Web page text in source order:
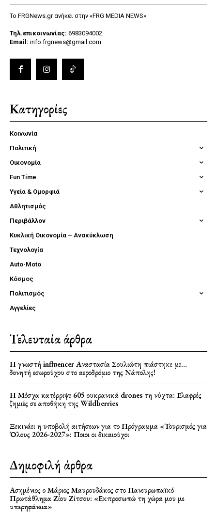
Το FRGNews.gr ανήκει στην «FRG MEDIA NEWS»
Τηλ.επικοινωνίας: 6983094002
Email: info.frgnews@gmail.com
Κατηγορίες
Κοινωνία
Πολιτική
Οικονομία
Fun Time
Υγεία & Ομορφιά
Αθλητισμός
Περιβάλλον
Κυκλική Οικονομία – Ανακύκλωση
Τεχνολογία
Auto-Moto
Κόσμος
Πολιτισμός
Αγγελίες
Τελευταία άρθρα
Η γνωστή influencer Αναστασία Σουλιώτη πιάστηκε με…
δονητή εσωρούχου στο αεροδρόμιο της Νάπολης!
Η Μόσχα κατέρριψε 605 ουκρανικά drones τη νύχτα: Ελαφρές
ζημιές σε αποθήκη της Wildberries
Ξεκινάει η υποβολή αιτήσεων για το Πρόγραμμα «Τουρισμός για
Όλους 2026-2027»: Ποιοι οι δικαιούχοι
Δημοφιλή άρθρα
Ασημένιος ο Μάριος Μαυρουδάκος στο Πανευρωπαϊκό
Πρωτάθλημα Ζίου Ζίτσου: «Εκπροσωπώ τη χώρα μου με
υπερηφάνεια»